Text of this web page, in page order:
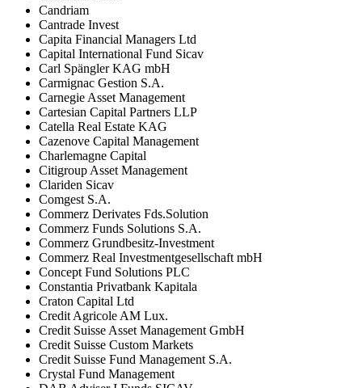
Candriam
Cantrade Invest
Capita Financial Managers Ltd
Capital International Fund Sicav
Carl Spängler KAG mbH
Carmignac Gestion S.A.
Carnegie Asset Management
Cartesian Capital Partners LLP
Catella Real Estate KAG
Cazenove Capital Management
Charlemagne Capital
Citigroup Asset Management
Clariden Sicav
Comgest S.A.
Commerz Derivates Fds.Solution
Commerz Funds Solutions S.A.
Commerz Grundbesitz-Investment
Commerz Real Investmentgesellschaft mbH
Concept Fund Solutions PLC
Constantia Privatbank Kapitala
Craton Capital Ltd
Credit Agricole AM Lux.
Credit Suisse Asset Management GmbH
Credit Suisse Custom Markets
Credit Suisse Fund Management S.A.
Crystal Fund Management